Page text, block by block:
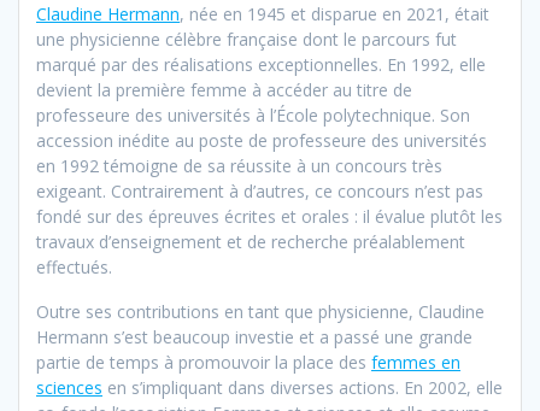
Claudine Hermann, née en 1945 et disparue en 2021, était
une physicienne célèbre française dont le parcours fut
marqué par des réalisations exceptionnelles. En 1992, elle
devient la première femme à accéder au titre de
professeure des universités à l’École polytechnique. Son
accession inédite au poste de professeure des universités
en 1992 témoigne de sa réussite à un concours très
exigeant. Contrairement à d’autres, ce concours n’est pas
fondé sur des épreuves écrites et orales : il évalue plutôt les
travaux d’enseignement et de recherche préalablement
effectués.
Outre ses contributions en tant que physicienne, Claudine
Hermann s’est beaucoup investie et a passé une grande
partie de temps à promouvoir la place des femmes en
sciences en s’impliquant dans diverses actions. En 2002, elle